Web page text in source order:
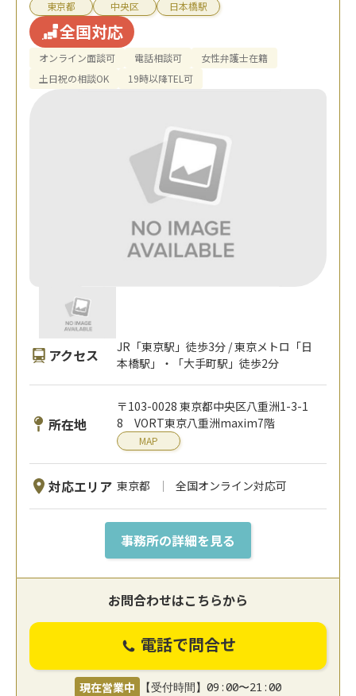
東京都 中央区 日本橋駅
全国対応
オンライン面談可 電話相談可
女性弁護士在籍
土日祝の相談OK
19時以降TEL可
アクセス
JR「東京駅」徒歩3分 / 東京メトロ「日
本橋駅」・「大手町駅」徒歩2分
所在地
〒103-0028 東京都中央区八重洲1-3-1
8 VORT東京八重洲maxim7階
MAP
対応エリア 東京都 全国オンライン対応可
事務所の詳細を見る
お問合わせはこちらから
電話で問合せ
現在営業中 【受付時間】09:00〜21:00